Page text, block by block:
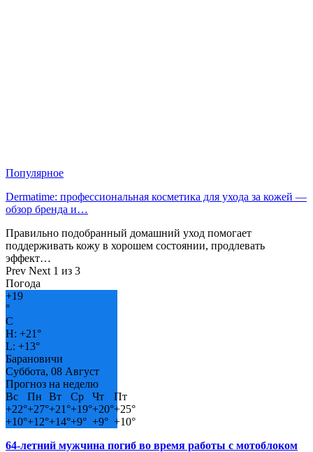
Популярное
Dermatime: профессиональная косметика для ухода за кожей —
обзор бренда и…
Правильно подобранный домашний уход помогает
поддерживать кожу в хорошем состоянии, продлевать
эффект…
Prev Next 1 из 3
Погода
+19
°
C
H: +21°
L: +13°
Барановичи
Суббота, 08 Август
Прогноз на неделю
Вс
Пн Вт Ср Чт
Пт
+22°+27°+21°+19°+20°+25°
+10°+12°+14°+9° +9° +10°
64-летний мужчина погиб во время работы с мотоблоком